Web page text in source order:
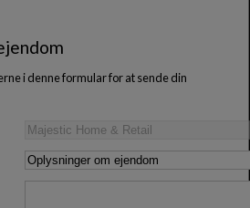
i denne formular for at sende din